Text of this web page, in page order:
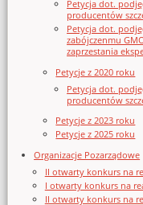
Petycja dot.
producentów
Petycja dot.
zabójczenmu
zaprzestania
Petycje z 2020 roku
Petycja dot.
producentów
Petycje z 2023 roku
Petycje z 2025 roku
Organizacje Pozarządowe
II otwarty konkurs na
I otwarty konkurs na
II otwarty konkurs na